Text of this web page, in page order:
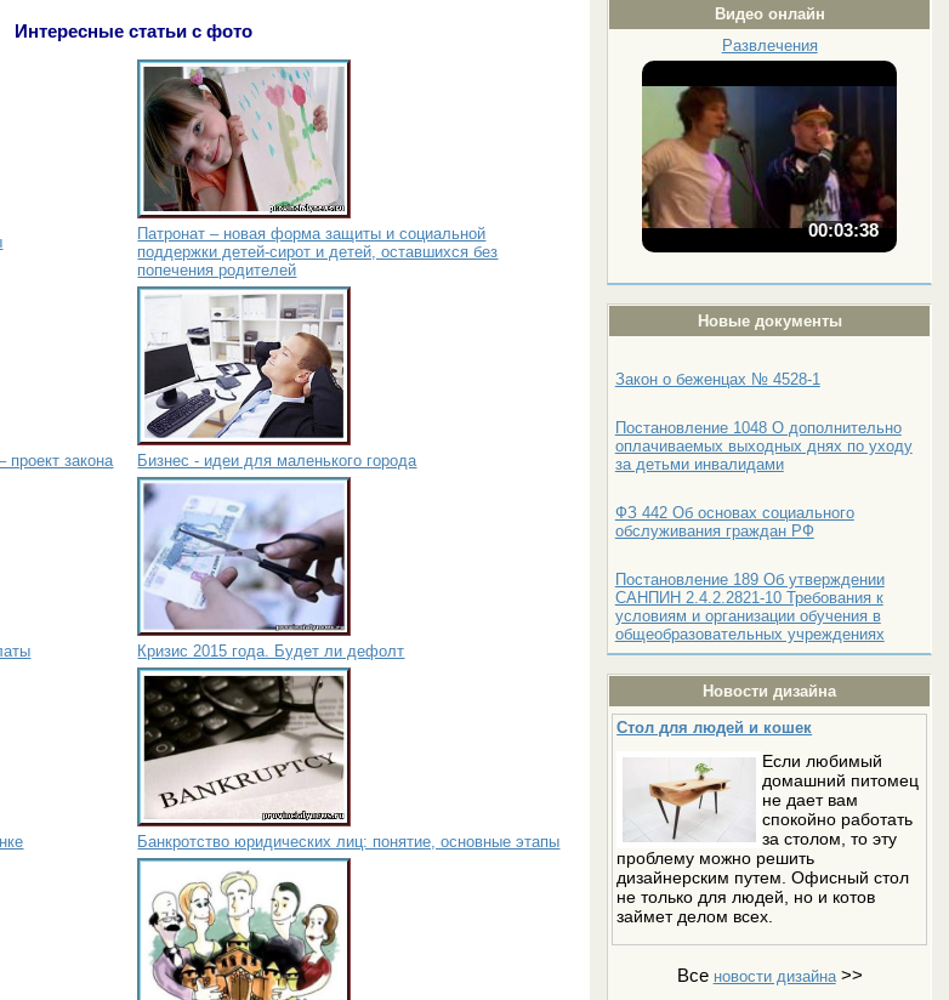
Видео онлайн
Развлечения
00:03:38
Новые документы
Закон о беженцах № 4528-1
Постановление 1048 О дополнительно
оплачиваемых выходных днях по уходу
за детьми инвалидами
ФЗ 442 Об основах социального
обслуживания граждан РФ
Постановление 189 Об утверждении
САНПИН 2.4.2.2821-10 Требования к
условиям и организации обучения в
общеобразовательных учреждениях
Новости дизайна
Стол для людей и кошек
Если любимый
домашний питомец
не дает вам
спокойно работать
за столом, то эту
проблему можно решить
дизайнерским путем. Офисный стол
не только для людей, но и котов
займет делом всех.
Все новости дизайна>>
Интересные статьи с фото
Патронат – новая форма защиты и социальной
поддержки детей-сирот и детей, оставшихся без
попечения родителей
проект закона Бизнес - идеи для маленького города
Кризис 2015 года. Будет ли дефолт
Банкротство юридических лиц: понятие, основные этапы